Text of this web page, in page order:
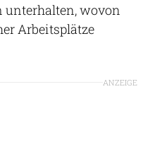
wovon
Arbeitsplätze
ANZEIGE